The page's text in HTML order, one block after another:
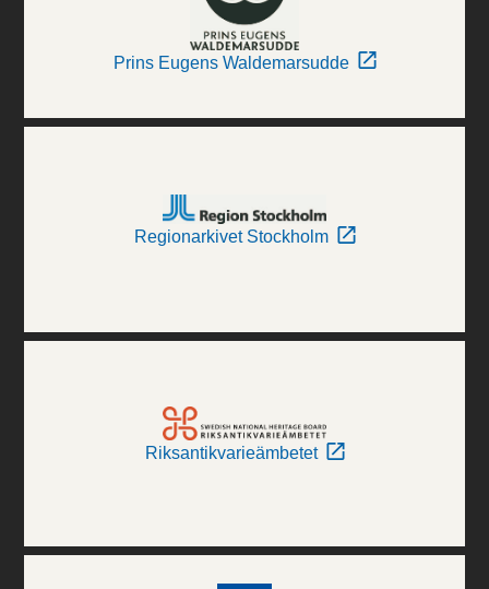
Prins Eugens Waldemarsudde
Regionarkivet Stockholm
Riksantikvarieämbetet